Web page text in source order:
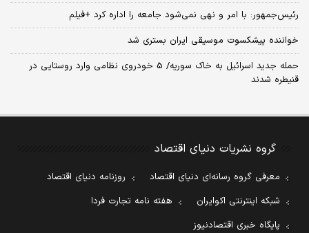
رئیس‌جمهور: با امر و نهی نمی‌شود جامعه را اداره کرد +فیلم
خواننده پیشکسوت موسیقی ایران بستری شد
حمله جدید اسرائیل به خاک سوریه/ 5 خودروی نظامی وارد روستایی در
قنیطره شدند
گروه نشریات دنیای اقتصاد
معرفی گروه رسانه‌ای دنیای اقتصاد
روزنامه دنیای اقتصاد
شبکه اینترنتی اکوایران
هفته نامه تجارت فردا
پایگاه خبری اقتصادنیوز